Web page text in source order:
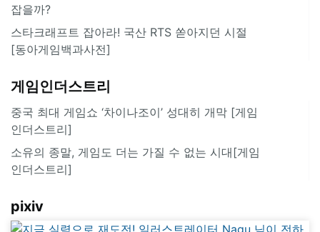
잡을까?
스타크래프트 잡아라! 국산 RTS 쏟아지던 시절
[동아게임백과사전]
게임인더스트리
중국 최대 게임쇼 ‘차이나조이’ 성대히 개막 [게임
인더스트리]
소유의 종말, 게임도 더는 가질 수 없는 시대[게임
인더스트리]
pixiv